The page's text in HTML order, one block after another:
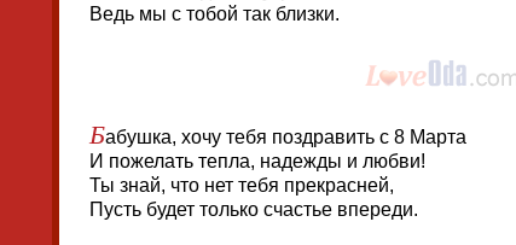
Ведь мы с тобой так близки.
Бабушка, хочу тебя поздравить с 8 Марта
И пожелать тепла, надежды и любви!
Ты знай, что нет тебя прекрасней,
Пусть будет только счастье впереди.